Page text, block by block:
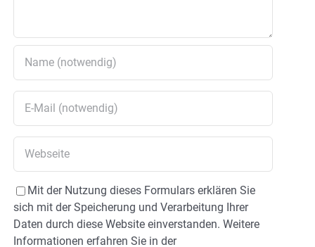
Mit der Nutzung dieses Formulars erklären Sie
sich mit der Speicherung und Verarbeitung Ihrer
Daten durch diese Website einverstanden. Weitere
Informationen erfahren Sie in der